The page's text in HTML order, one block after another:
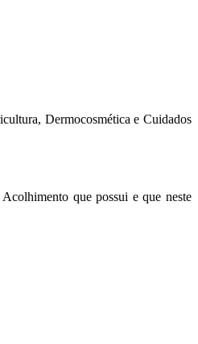
Dermocosmética e Cuidados
que possui e que neste